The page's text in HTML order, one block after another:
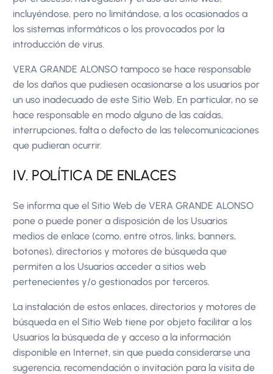
incluyéndose, pero no limitándose, a los ocasionados a
los sistemas informáticos o los provocados por la
introducción de virus.
VERA GRANDE ALONSO tampoco se hace responsable
de los daños que pudiesen ocasionarse a los usuarios por
un uso inadecuado de este Sitio Web. En particular, no se
hace responsable en modo alguno de las caídas,
interrupciones, falta o defecto de las telecomunicaciones
que pudieran ocurrir.
IV. POLÍTICA DE ENLACES
Se informa que el Sitio Web de VERA GRANDE ALONSO
pone o puede poner a disposición de los Usuarios
medios de enlace (como, entre otros, links, banners,
botones), directorios y motores de búsqueda que
permiten a los Usuarios acceder a sitios web
pertenecientes y/o gestionados por terceros.
La instalación de estos enlaces, directorios y motores de
búsqueda en el Sitio Web tiene por objeto facilitar a los
Usuarios la búsqueda de y acceso a la información
disponible en Internet, sin que pueda considerarse una
sugerencia, recomendación o invitación para la visita de